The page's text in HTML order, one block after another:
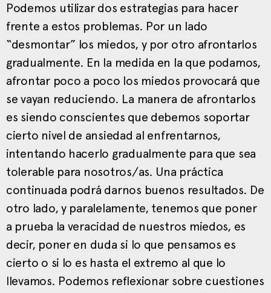
Podemos utilizar dos estrategias para hacer
frente a estos problemas. Por un lado
“desmontar” los miedos, y por otro afrontarlos
gradualmente. En la medida en la que podamos,
afrontar poco a poco los miedos provocará que
se vayan reduciendo. La manera de afrontarlos
es siendo conscientes que debemos soportar
cierto nivel de ansiedad al enfrentarnos,
intentando hacerlo gradualmente para que sea
tolerable para nosotros/as. Una práctica
continuada podrá darnos buenos resultados. De
otro lado, y paralelamente, tenemos que poner
a prueba la veracidad de nuestros miedos, es
decir, poner en duda si lo que pensamos es
cierto o si lo es hasta el extremo al que lo
llevamos. Podemos reflexionar sobre cuestiones